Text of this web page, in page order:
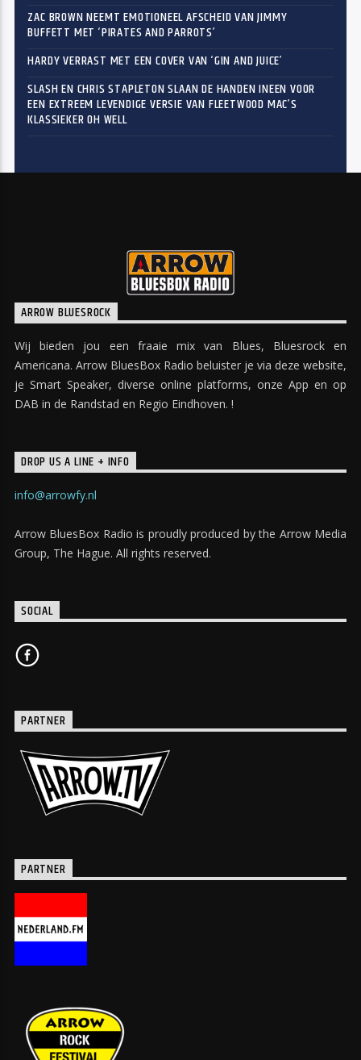
ZAC BROWN NEEMT EMOTIONEEL AFSCHEID VAN JIMMY
BUFFETT MET ‘PIRATES AND PARROTS’
HARDY VERRAST MET EEN COVER VAN ‘GIN AND JUICE’
SLASH EN CHRIS STAPLETON SLAAN DE HANDEN INEEN VOOR
EEN EXTREEM LEVENDIGE VERSIE VAN FLEETWOOD MAC’S
KLASSIEKER OH WELL
ARROW BLUESROCK
Wij bieden jou een fraaie mix van Blues, Bluesrock en
Americana. Arrow BluesBox Radio beluister je via deze website,
je Smart Speaker, diverse online platforms, onze App en op
DAB in de Randstad en Regio Eindhoven. !
DROP US A LINE + INFO
info@arrowfy.nl
Arrow BluesBox Radio is proudly produced by the Arrow Media
Group, The Hague. All rights reserved.
SOCIAL
PARTNER
PARTNER